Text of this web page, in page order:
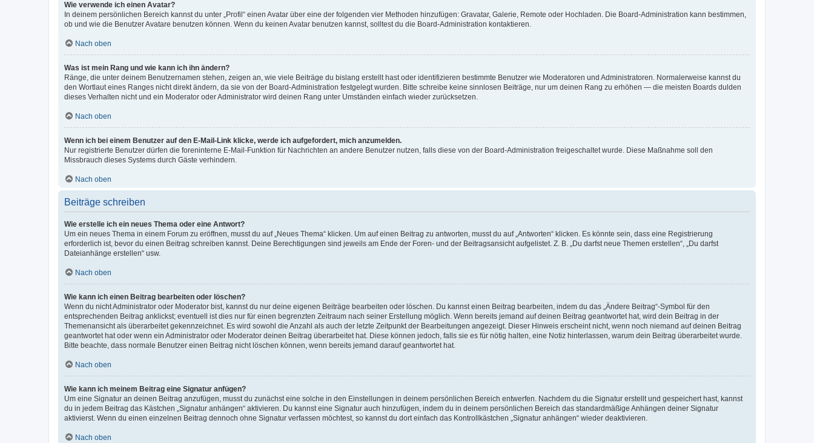
Wie verwende ich einen Avatar?
In deinem persönlichen Bereich kannst du unter „Profil“ einen Avatar über eine der folgenden vier Methoden hinzufügen: Gravatar, Galerie, Remote oder Hochladen. Die Board-Administration kann bestimmen,
ob und wie die Benutzer Avatare benutzen können. Wenn du keinen Avatar benutzen kannst, solltest du die Board-Administration kontaktieren.
Nach oben
Was ist mein Rang und wie kann ich ihn ändern?
Ränge, die unter deinem Benutzernamen stehen, zeigen an, wie viele Beiträge du bislang erstellt hast oder identifizieren bestimmte Benutzer wie Moderatoren und Administratoren. Normalerweise kannst du
den Wortlaut eines Ranges nicht direkt ändern, da sie von der Board-Administration festgelegt wurden. Bitte schreibe keine sinnlosen Beiträge, nur um deinen Rang zu erhöhen — die meisten Boards dulden
dieses Verhalten nicht und ein Moderator oder Administrator wird deinen Rang unter Umständen einfach wieder zurücksetzen.
Nach oben
Wenn ich bei einem Benutzer auf den E-Mail-Link klicke, werde ich aufgefordert, mich anzumelden.
Nur registrierte Benutzer dürfen die foreninterne E-Mail-Funktion für Nachrichten an andere Benutzer nutzen, falls diese von der Board-Administration freigeschaltet wurde. Diese Maßnahme soll den
Missbrauch dieses Systems durch Gäste verhindern.
Nach oben
Beiträge schreiben
Wie erstelle ich ein neues Thema oder eine Antwort?
Um ein neues Thema in einem Forum zu eröffnen, musst du auf „Neues Thema“ klicken. Um auf einen Beitrag zu antworten, musst du auf „Antworten“ klicken. Es könnte sein, dass eine Registrierung
erforderlich ist, bevor du einen Beitrag schreiben kannst. Deine Berechtigungen sind jeweils am Ende der Foren- und der Beitragsansicht aufgelistet. Z. B. „Du darfst neue Themen erstellen“, „Du darfst
Dateianhänge erstellen“ usw.
Nach oben
Wie kann ich einen Beitrag bearbeiten oder löschen?
Wenn du nicht Administrator oder Moderator bist, kannst du nur deine eigenen Beiträge bearbeiten oder löschen. Du kannst einen Beitrag bearbeiten, indem du das „Ändere Beitrag“-Symbol für den
entsprechenden Beitrag anklickst; eventuell ist dies nur für einen begrenzten Zeitraum nach seiner Erstellung möglich. Wenn bereits jemand auf deinen Beitrag geantwortet hat, wird dein Beitrag in der
Themenansicht als überarbeitet gekennzeichnet. Es wird sowohl die Anzahl als auch der letzte Zeitpunkt der Bearbeitungen angezeigt. Dieser Hinweis erscheint nicht, wenn noch niemand auf deinen Beitrag
geantwortet hat oder wenn ein Administrator oder Moderator deinen Beitrag überarbeitet hat. Diese können jedoch, falls sie es für nötig halten, eine Notiz hinterlassen, warum dein Beitrag überarbeitet wurde.
Bitte beachte, dass normale Benutzer einen Beitrag nicht löschen können, wenn bereits jemand darauf geantwortet hat.
Nach oben
Wie kann ich meinem Beitrag eine Signatur anfügen?
Um eine Signatur an deinen Beitrag anzufügen, musst du zunächst eine solche in den Einstellungen in deinem persönlichen Bereich entwerfen. Nachdem du die Signatur erstellt und gespeichert hast, kannst
du in jedem Beitrag das Kästchen „Signatur anhängen“ aktivieren. Du kannst eine Signatur auch hinzufügen, indem du in deinem persönlichen Bereich das standardmäßige Anhängen deiner Signatur
aktivierst. Wenn du einen einzelnen Beitrag dennoch ohne Signatur verfassen möchtest, so kannst du dort einfach das Kontrollkästchen „Signatur anhängen“ wieder deaktivieren.
Nach oben